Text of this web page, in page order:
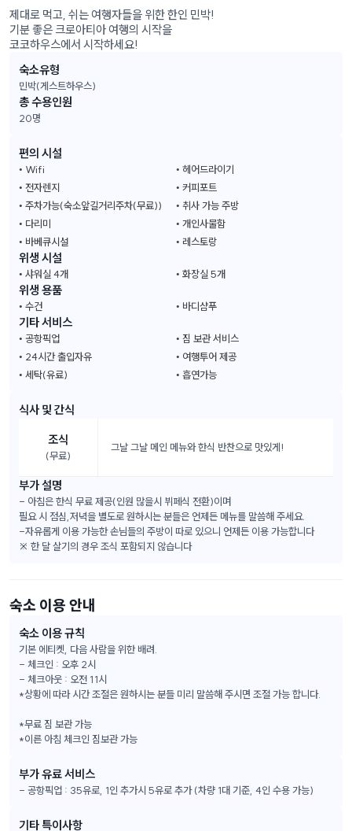
제대로 먹고, 쉬는 여행자들을 위한 한인 민박!
기분 좋은 크로아티아 여행의 시작을
코코하우스에서 시작하세요!
숙소유형
민박(게스트하우스)
총 수용인원
20명
편의 시설
Wifi
헤어드라이기
전자렌지
커피포트
주차가능(숙소앞길거리주차(무료))
취사 가능 주방
다리미
개인사물함
바베큐시설
레스토랑
위생 시설
샤워실 4개 화장실 5개
위생 용품
수건 바디샴푸
기타 서비스
공항픽업
짐 보관 서비스
24시간 출입자유
여행투어 제공
세탁(유료)
흡연가능
식사 및 간식
조식
(무료)
그날 그날 메인 메뉴와 한식 반찬으로 맛있게!
부가 설명
- 아침은 한식 무료 제공(인원 많을시 뷔페식 전환)이며
필요 시 점심,저녁을 별도로 원하시는 분들은 언제든 메뉴를 말씀해 주세요.
-자유롭게 이용 가능한 손님들의 주방이 따로 있으니 언제든 이용 가능합니다
※ 한 달 살기의 경우 조식 포함되지 않습니다
숙소 이용 안내
숙소 이용 규칙
기본 에티켓, 다음 사람을 위한 배려.
- 체크인 : 오후 2시
- 체크아웃 : 오전 11시
*상황에 따라 시간 조절은 원하시는 분들 미리 말씀해 주시면 조절 가능 합니다.
*무료 짐 보관 가능
*이른 아침 체크인 짐보관 가능
부가 유료 서비스
- 공항픽업 : 35유로, 1인 추가시 5유로 추가 (차량 1대 기준, 4인 수용 가능)
기타 특이사항